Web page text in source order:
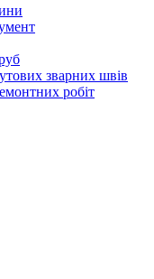
зварних швів
робіт